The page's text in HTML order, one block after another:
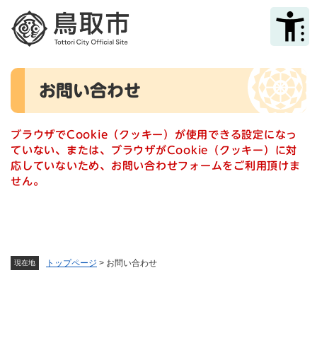
メニューを飛ばして本文へ
現在地 トップページ > お問い合わせ
本
お問い合わせ
ブラウザでCookie（クッキー）が使用できる設定になっ
ていない、または、ブラウザがCookie（クッキー）に対
応していないため、お問い合わせフォームをご利用頂けま
せん。